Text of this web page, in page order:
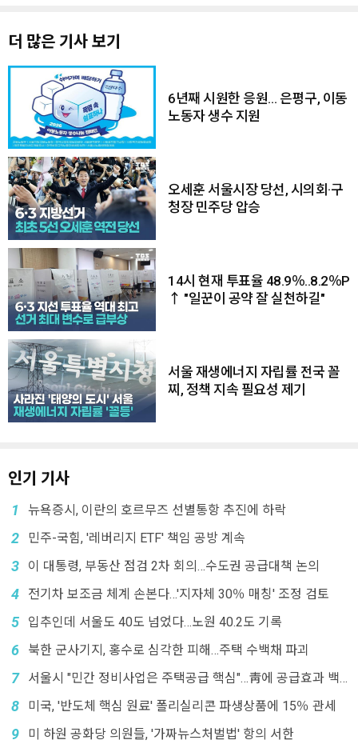
더 많은 기사 보기
6년째 시원한 응원… 은평구, 이동
노동자 생수 지원
오세훈 서울시장 당선, 시의회·구
청장 민주당 압승
14시 현재 투표율 48.9％..8.2％P
↑ "일꾼이 공약 잘 실천하길"
서울 재생에너지 자립률 전국 꼴
찌, 정책 지속 필요성 제기
인기 기사
1 뉴욕증시, 이란의 호르무즈 선별통항 추진에 하락
2 민주-국힘, '레버리지 ETF' 책임 공방 계속
3 이 대통령, 부동산 점검 2차 회의…수도권 공급대책 논의
4 전기차 보조금 체계 손본다…'지자체 30％ 매칭' 조정 검토
5 입추인데 서울도 40도 넘었다…노원 40.2도 기록
6 북한 군사기지, 홍수로 심각한 피해…주택 수백채 파괴
7
서울시 "민간 정비사업은 주택공급 핵심"…靑에 공급효과 백
8 미국, '반도체 핵심 원료' 폴리실리콘 파생상품에 15％ 관세
9 미 하원 공화당 의원들, '가짜뉴스처벌법' 항의 서한